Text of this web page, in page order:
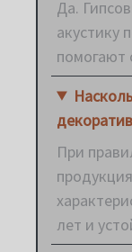
Да.
акустику
помогают
При
лет и